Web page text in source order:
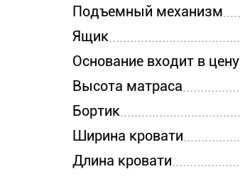
Подъемный механизм
Ящик
Основание входит в цену
Высота матраса
Бортик
Ширина кровати
Длина кровати